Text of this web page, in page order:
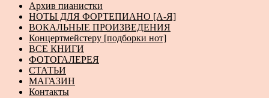
Архив пианистки
НОТЫ ДЛЯ ФОРТЕПИАНО [А-Я]
ВОКАЛЬНЫЕ ПРОИЗВЕДЕНИЯ
Концертмейстеру [подборки нот]
ВСЕ КНИГИ
ФОТОГАЛЕРЕЯ
СТАТЬИ
МАГАЗИН
Контакты